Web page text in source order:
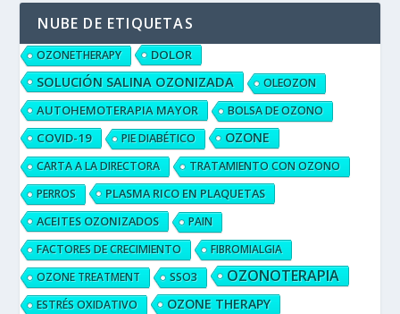
NUBE DE ETIQUETAS
OZONETHERAPY DOLOR
SOLUCIÓN SALINA OZONIZADA OLEOZON
AUTOHEMOTERAPIA MAYOR BOLSA DE OZONO
COVID-19 PIE DIABÉTICO OZONE
CARTA A LA DIRECTORA
TRATAMIENTO CON OZONO
PERROS
PLASMA RICO EN PLAQUETAS
ACEITES OZONIZADOS
PAIN
FACTORES DE CRECIMIENTO
FIBROMIALGIA
OZONE TREATMENT
SSO3 OZONOTERAPIA
ESTRÉS OXIDATIVO OZONE THERAPY